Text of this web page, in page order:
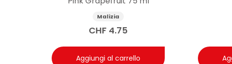
Malizia
CHF 4.75
Aggiungi al carrello